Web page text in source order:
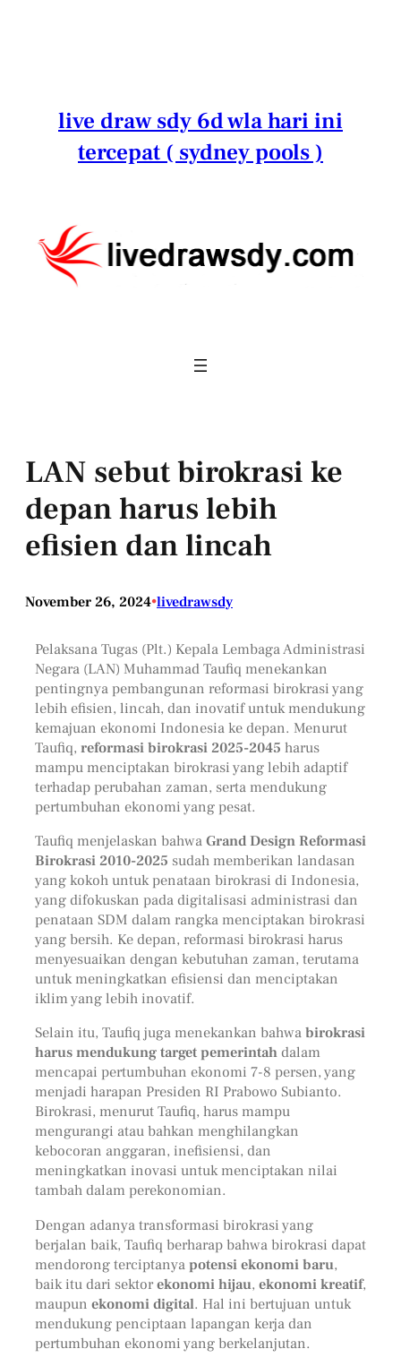
live draw sdy 6d wla hari ini
tercepat ( sydney pools )
LAN sebut birokrasi ke
depan harus lebih
efisien dan lincah
November 26, 2024•livedrawsdy
Pelaksana Tugas (Plt.) Kepala Lembaga Administrasi
Negara (LAN) Muhammad Taufiq menekankan
pentingnya pembangunan reformasi birokrasi yang
lebih efisien, lincah, dan inovatif untuk mendukung
kemajuan ekonomi Indonesia ke depan. Menurut
Taufiq, reformasi birokrasi 2025-2045 harus
mampu menciptakan birokrasi yang lebih adaptif
terhadap perubahan zaman, serta mendukung
pertumbuhan ekonomi yang pesat.
Taufiq menjelaskan bahwaGrand Design Reformasi
Birokrasi 2010-2025 sudah memberikan landasan
yang kokoh untuk penataan birokrasi di Indonesia,
yang difokuskan pada digitalisasi administrasi dan
penataan SDM dalam rangka menciptakan birokrasi
yang bersih. Ke depan, reformasi birokrasi harus
menyesuaikan dengan kebutuhan zaman, terutama
untuk meningkatkan efisiensi dan menciptakan
iklim yang lebih inovatif.
Selain itu, Taufiq juga menekankan bahwabirokrasi
harus mendukung target pemerintahdalam
mencapai pertumbuhan ekonomi 7-8 persen, yang
menjadi harapan Presiden RI Prabowo Subianto.
Birokrasi, menurut Taufiq, harus mampu
mengurangi atau bahkan menghilangkan
kebocoran anggaran, inefisiensi, dan
meningkatkan inovasi untuk menciptakan nilai
tambah dalam perekonomian.
Dengan adanya transformasi birokrasi yang
berjalan baik, Taufiq berharap bahwa birokrasi dapat
mendorong terciptanyapotensi ekonomi baru,
baik itu dari sektorekonomi hijau, ekonomi kreatif,
maupun ekonomi digital. Hal ini bertujuan untuk
mendukung penciptaan lapangan kerja dan
pertumbuhan ekonomi yang berkelanjutan.